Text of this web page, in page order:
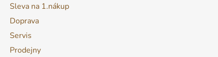
Sleva na 1.nákup
Doprava
Servis
Prodejny